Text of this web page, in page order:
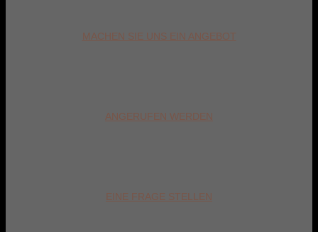
MACHEN SIE UNS EIN ANGEBOT
ANGERUFEN WERDEN
EINE FRAGE STELLEN